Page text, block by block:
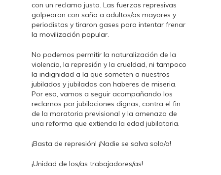
con un reclamo justo. Las fuerzas represivas
golpearon con saña a adultos/as mayores y
periodistas y tiraron gases para intentar frenar
la movilización popular.
No podemos permitir la naturalización de la
violencia, la represión y la crueldad, ni tampoco
la indignidad a la que someten a nuestros
jubilados y jubiladas con haberes de miseria.
Por eso, vamos a seguir acompañando los
reclamos por jubilaciones dignas, contra el fin
de la moratoria previsional y la amenaza de
una reforma que extienda la edad jubilatoria.
¡Basta de represión! ¡Nadie se salva solo/a!
¡Unidad de los/as trabajadores/as!